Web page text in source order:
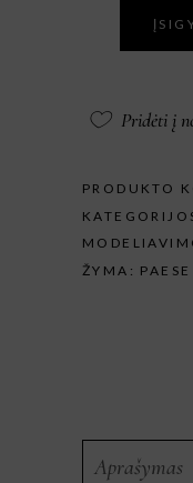
Pridėti į
PRODUKTO
ŽYMA: PAESE
Aprašymas